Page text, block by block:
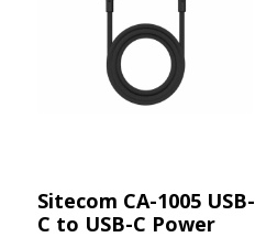
Sitecom CA-1005 USB-
C to USB-C Power